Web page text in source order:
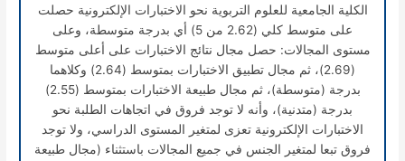
الكلية الجامعية للعلوم التربوية نحو الاختبارات الإلكترونية حصلت
على متوسط كلي (2.62 من 5) أي بدرجة متوسطة، وعلى
مستوى المجالات: حصل مجال نتائج الاختبارات على أعلى متوسط
(2.69)، ثم مجال تطبيق الاختبارات بمتوسط (2.64) وكلاهما
بدرجة (متوسطة)، ثم مجال طبيعة الاختبارات بمتوسط (2.55)
بدرجة (متدنية)، وأنه لا توجد فروق في اتجاهات الطلبة نحو
الاختبارات الإلكترونية تعزى لمتغير المستوى الدراسي، ولا توجد
فروق تبعا لمتغير الجنس في جميع المجالات باستثناء (مجال طبيعة